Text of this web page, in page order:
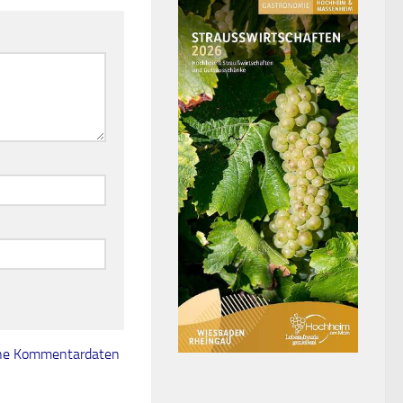
Kommentardaten